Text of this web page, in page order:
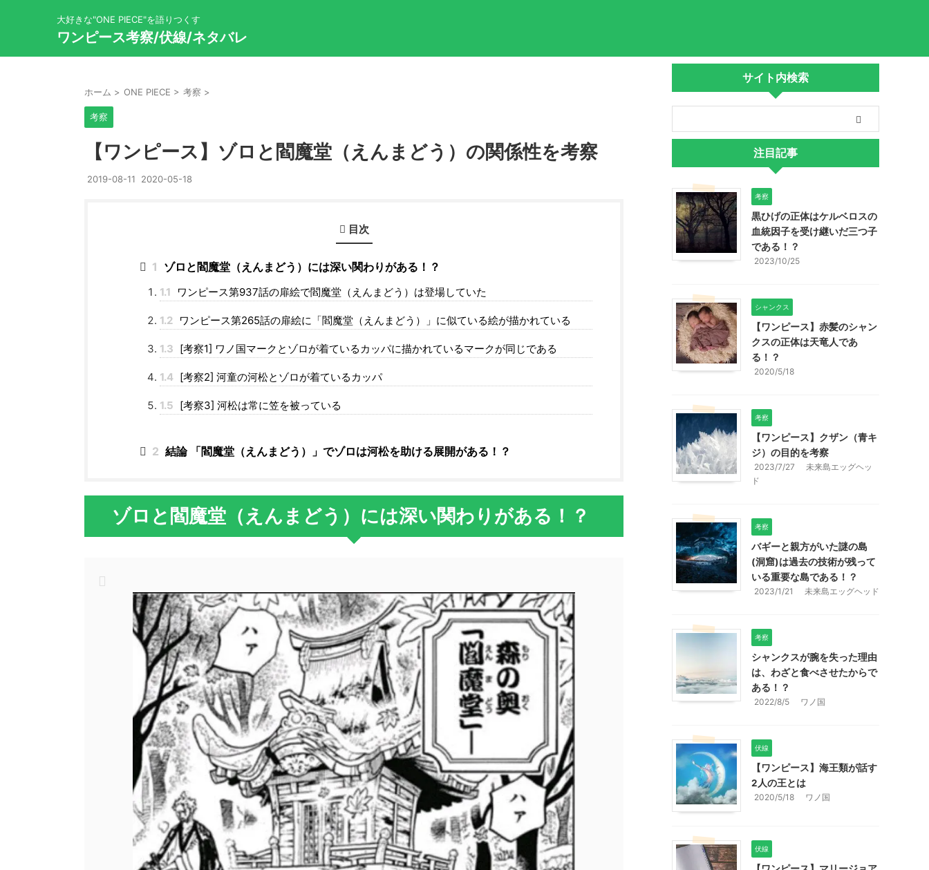
大好きな"ONE PIECE"を語りつくす
ワンピース考察/伏線/ネタバレ
ホーム > ONE PIECE > 考察 >
考察
【ワンピース】ゾロと閻魔堂（えんまどう）の関係性を考察
2019-08-11 2020-05-18
目次
1 ゾロと閻魔堂（えんまどう）には深い関わりがある！？
1.1 ワンピース第937話の扉絵で閻魔堂（えんまどう）は登場していた
1.2 ワンピース第265話の扉絵に「閻魔堂（えんまどう）」に似ている絵が描かれている
1.3 [考察1] ワノ国マークとゾロが着ているカッパに描かれているマークが同じである
1.4 [考察2] 河童の河松とゾロが着ているカッパ
1.5 [考察3] 河松は常に笠を被っている
2 結論 「閻魔堂（えんまどう）」でゾロは河松を助ける展開がある！？
ゾロと閻魔堂（えんまどう）には深い関わりがある！？
サイト内検索
注目記事
考察
黒ひげの正体はケルベロスの
血統因子を受け継いだ三つ子
である！？
2023/10/25
シャンクス
【ワンピース】赤髪のシャン
クスの正体は天竜人であ
る！？
2020/5/18
考察
【ワンピース】クザン（青キ
ジ）の目的を考察
2023/7/27
未来島エッグヘッ
ド
考察
バギーと親方がいた謎の島
(洞窟)は過去の技術が残って
いる重要な島である！？
2023/1/21 未来島エッグヘッド
考察
シャンクスが腕を失った理由
は、わざと食べさせたからで
ある！？
2022/8/5 ワノ国
伏線
【ワンピース】海王類が話す
2人の王とは
2020/5/18 ワノ国
伏線